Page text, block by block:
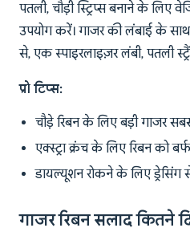
पतली, चौड़ी स्ट्रिप्स बनाने के लिए
उपयोग करें। गाजर की लंबाई के
से, एक स्पाइरलाइज़र लंबी, पतली
प्रो टिप्स:
चौड़े रिबन के लिए बड़ी गाजर
एक्स्ट्रा क्रंच के लिए रिबन को
डायल्यूशन रोकने के लिए
गाजर रिबन सलाद कितने